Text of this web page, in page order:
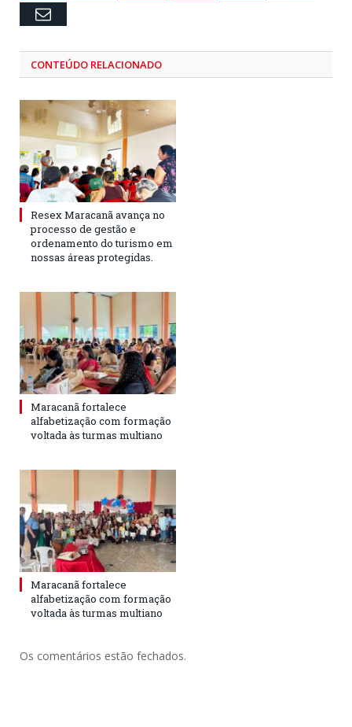
Email
CONTEÚDO RELACIONADO
Resex Maracanã avança no
processo de gestão e
ordenamento do turismo em
nossas áreas protegidas.
Maracanã fortalece
alfabetização com formação
voltada às turmas multiano
Maracanã fortalece
alfabetização com formação
voltada às turmas multiano
Os comentários estão fechados.